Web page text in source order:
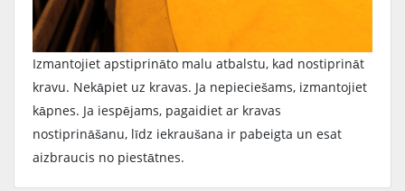
Izmantojiet apstiprināto malu atbalstu, kad nostiprināt
kravu. Nekāpiet uz kravas. Ja nepieciešams, izmantojiet
kāpnes. Ja iespējams, pagaidiet ar kravas
nostiprināšanu, līdz iekraušana ir pabeigta un esat
aizbraucis no piestātnes.